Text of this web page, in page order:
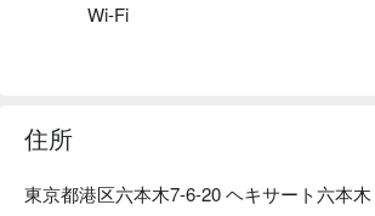
日的驚喜吧
Wi-Fi
住所
東京都港区六本木7-6-20 ヘキサート六本